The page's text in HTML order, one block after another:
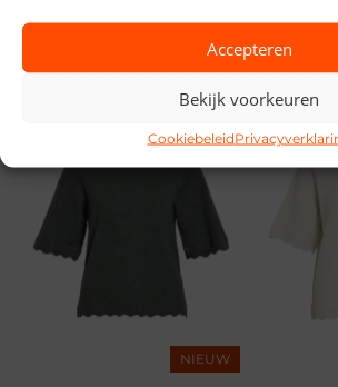
Accepteren
Bekijk voorkeuren
Cookiebeleid
€26,99 €39,99
NIEUW